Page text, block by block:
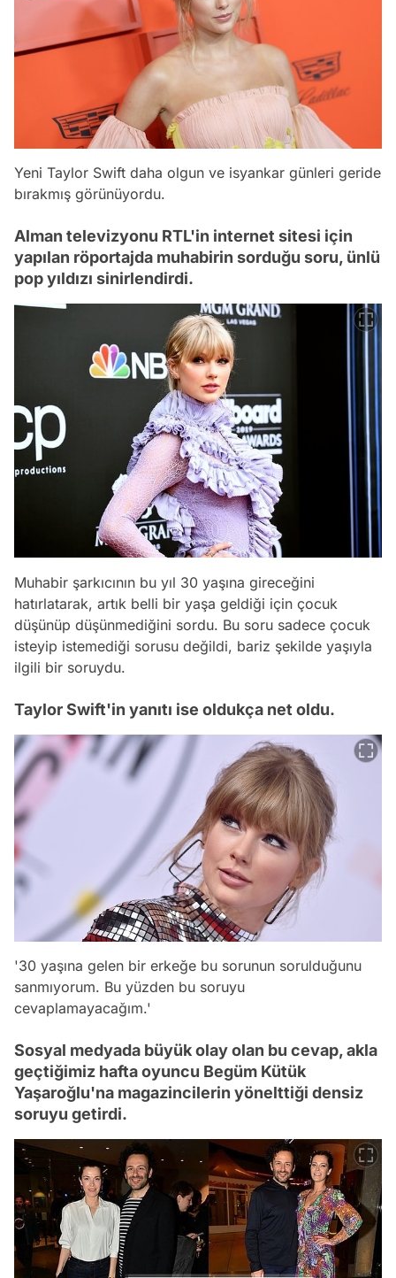
Yeni Taylor Swift daha olgun ve isyankar günleri geride
bırakmış görünüyordu.
Alman televizyonu RTL'in internet sitesi için
yapılan röportajda muhabirin sorduğu soru, ünlü
pop yıldızı sinirlendirdi.
Muhabir şarkıcının bu yıl 30 yaşına gireceğini
hatırlatarak, artık belli bir yaşa geldiği için çocuk
düşünüp düşünmediğini sordu. Bu soru sadece çocuk
isteyip istemediği sorusu değildi, bariz şekilde yaşıyla
ilgili bir soruydu.
Taylor Swift'in yanıtı ise oldukça net oldu.
'30 yaşına gelen bir erkeğe bu sorunun sorulduğunu
sanmıyorum. Bu yüzden bu soruyu
cevaplamayacağım.'
Sosyal medyada büyük olay olan bu cevap, akla
geçtiğimiz hafta oyuncu Begüm Kütük
Yaşaroğlu'na magazincilerin yönelttiği densiz
soruyu getirdi.